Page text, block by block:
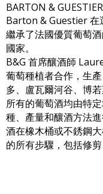
BARTON &
Barton & Guestier 在
繼承了法國優質葡萄
國家。
B&G 首席釀酒師
葡萄種植者合作，生
多、盧瓦爾河谷、博
所有的葡萄酒均由特
種、產量和釀酒方法
酒在橡木桶或不銹鋼
的所有步驟，包括修